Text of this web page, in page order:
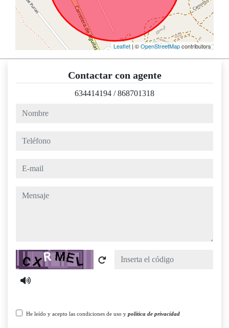
Leaflet | ©OpenStreetMapcontributors
Contactar con agente
634414194 /868701318
nombre
teléfono
e-mail
mensaje
Captcha
He leído y acepto las condiciones de uso y política de privacidad